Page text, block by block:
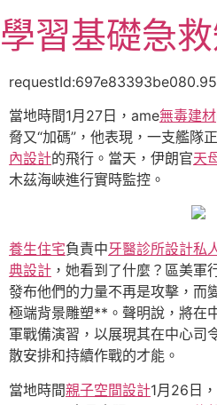
至
主
容
學習基礎急
當地時間1月27日，ame無毒建材
脅又“加碼”，他表現，一支艦隊
內設計的飛行。當天，伊朗官天
木茲海峽進行實時監控。
養生住宅負責中牙醫診所設計私
典設計 ，她看到了什麼？區美軍
發布他們的力量不再是攻擊，而
極端背景雕塑**。聲明說，將在
軍戰備演習，以展現其在中心司
散安排和持續作戰的才能。
當地時間親子空間設計1月26日